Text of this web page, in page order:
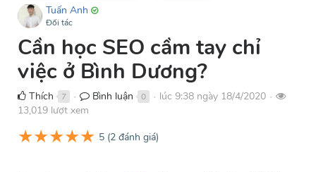
Tuấn Anh
Đối tác
Cần học SEO cầm tay chỉ
việc ở Bình Dương?
Thích 7 ● Bình luận 0 ● lúc 9:38 ngày 18/4/2020 ●
13,019 lượt xem
★★★★★ 5 (2 đánh giá)